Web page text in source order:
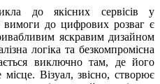
до якісних сервісів у
вимоги до цифрових розваг є
яскравим дизайном
логіка та безкомпромісна
виключно там, де його
Візуал, звісно, створює